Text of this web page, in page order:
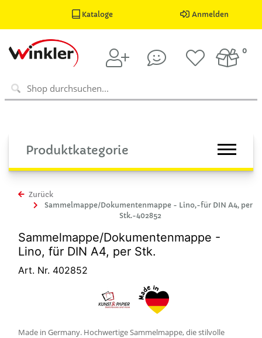
Kataloge Anmelden
0
Produktkategorie
Zurück
Sammelmappe/Dokumentenmappe - Lino,-für DIN A4, per
Stk.-402852
Sammelmappe/Dokumentenmappe -
Lino, für DIN A4, per Stk.
Art. Nr. 402852
Made in Germany. Hochwertige Sammelmappe, die stilvolle